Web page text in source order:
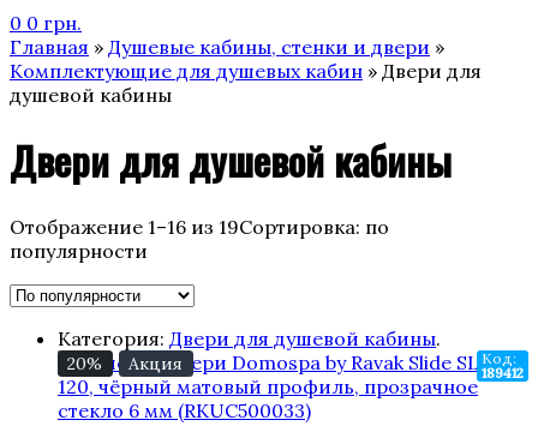
0 0 грн.
Главная » Душевые кабины, стенки и двери »
Комплектующие для душевых кабин » Двери для
душевой кабины
Двери для душевой кабины
Отображение 1–16 из 19Сортировка: по
популярности
Категория: Двери для душевой кабины.
Код:
189412
20% Акция